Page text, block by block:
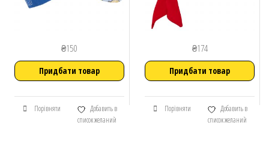
₴150
Придбати товар
Порівняти
Добавить в
список желаний
₴174
Придбати товар
Порівняти
Добавить в
список желаний